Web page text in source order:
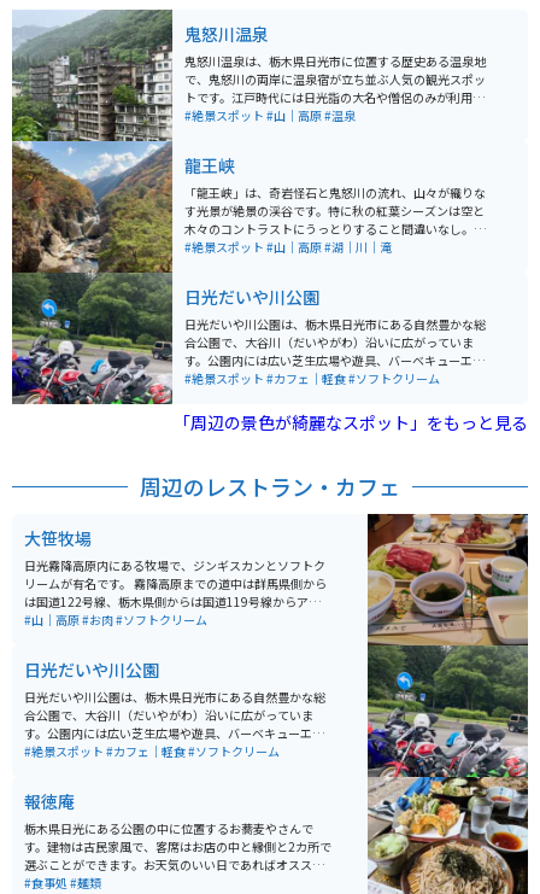
鬼怒川温泉
鬼怒川温泉は、栃木県日光市に位置する歴史ある温泉地
で、鬼怒川の両岸に温泉宿が立ち並ぶ人気の観光スポッ
トです。江戸時代には日光詣の大名や僧侶のみが利用で
きた高貴な温泉として知られていましたが、明治以降に
現在その多くは衰退、その跡が残っているのも見どころ
です。 泉質はアルカリ性単純温泉で、肌に優しく、疲労
回復やリウマチ、神経痛などに効能があるとされていま
す。温泉街では、鬼怒川の渓谷美を楽しみながら露天風
呂に浸かることができ、四季折々の自然の美しさが魅力
る温泉地として、年間を通じて多くの観光客が訪れま
す。
#絶景スポット #山｜高原#温泉
龍王峡
「龍王峡」は、奇岩怪石と鬼怒川の流れ、山々が織りな
す光景が絶景の渓谷です。特に秋の紅葉シーズンは空と
木々のコントラストにうっとりすること間違いなし。川
治温泉からは起伏の少ないその渓谷美を楽しめる遊歩道
2.3kmで1時間〜1時間半ほとです。のんびりとハイキン
グを楽しみたい方にオススメです。
#絶景スポット #山｜高原#湖｜川｜滝
日光だいや川公園
日光だいや川公園は、栃木県日光市にある自然豊かな総
合公園で、大谷川（だいやがわ）沿いに広がっていま
す。公園内には広い芝生広場や遊具、バーベキューエリ
アがあり、家族連れや友人同士で楽しめるレジャースポ
る散策コースや展望台もあり、晴れた日は日光連山を見
渡せます。春には新緑が秋には紅葉を楽しむことができ
にもなっているので自然散策もできます。さらに、パー
ており、アクティブに過ごしたい人にもオススメの場所
です。公園内には、地域のイベントやフリーマーケット
が開催されることもあり、地元住民や観光客に親しまれ
ています。
#絶景スポット #カフェ｜軽食#ソフトクリーム
「周辺の景色が綺麗なスポット」をもっと見る
周辺のレストラン・カフェ
大笹牧場
日光霧降高原内にある牧場で、ジンギスカンとソフトク
リームが有名です。 霧降高原までの道中は群馬県側から
は国道122号線、栃木県側からは国道119号線からアク
セス出来ます。駐車場も広いです。 周辺には、日光東照
も多数あります。
#山｜高原#お肉#ソフトクリーム
日光だいや川公園
日光だいや川公園は、栃木県日光市にある自然豊かな総
合公園で、大谷川（だいやがわ）沿いに広がっていま
す。公園内には広い芝生広場や遊具、バーベキューエリ
アがあり、家族連れや友人同士で楽しめるレジャースポ
渡せます。春には新緑が秋には紅葉を楽しむことができ
ます。 野菜直売所もあり、新鮮な地元の野菜や、お土産
などを買うこともできます。公園はウォーキングコース
にもなっているので自然散策もできます。さらに、パー
クゴルフ場やテニスコートなどのスポーツ施設も充実し
#絶景スポット #カフェ｜軽食#ソフトクリーム
報徳庵
栃木県日光にある公園の中に位置するお蕎麦やさんで
す。建物は古民家風で、客席はお店の中と縁側と2カ所で
選ぶことができます。お天気のいい日であればオススメ
は断然縁側！昔ながらの雰囲気を味わいながらいただく
#食事処 #麺類